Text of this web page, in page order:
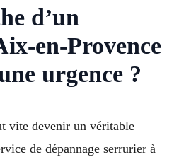
d’un
en-Provence
urgence ?
vite devenir un véritable
de dépannage serrurier à